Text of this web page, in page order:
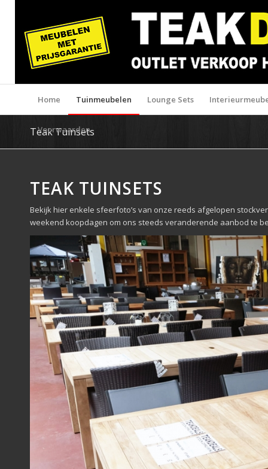
Home Tuinmeubelen Lounge Sets
Voorwaarden
Teak Tuinsets
TEAK TUINSETS
Bekijk hier enkele sfeerfoto’s van onze reeds afgelopen
weekend koopdagen om ons steeds veranderende aanbod te